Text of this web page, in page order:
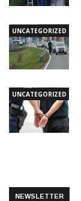
UNCATEGORIZED
UNCATEGORIZED
NEWSLETTER